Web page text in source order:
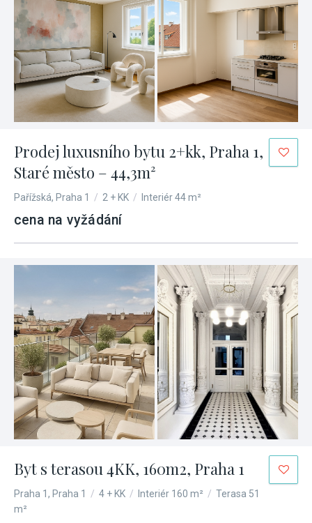
Prodej luxusního bytu 2+kk, Praha 1,
Staré město – 44,3m²
Pařížská, Praha 1 / 2 + KK / Interiér 44 m²
cena na vyžádání
Byt s terasou 4KK, 160m2, Praha 1
Praha 1, Praha 1 / 4 + KK / Interiér 160 m² / Terasa 51
m²